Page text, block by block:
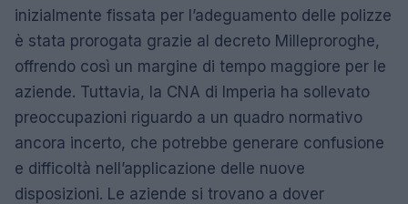
inizialmente fissata per l’adeguamento delle polizze
è stata prorogata grazie al decreto Milleproroghe,
offrendo così un margine di tempo maggiore per le
aziende. Tuttavia, la CNA di Imperia ha sollevato
preoccupazioni riguardo a un quadro normativo
ancora incerto, che potrebbe generare confusione
e difficoltà nell’applicazione delle nuove
disposizioni. Le aziende si trovano a dover